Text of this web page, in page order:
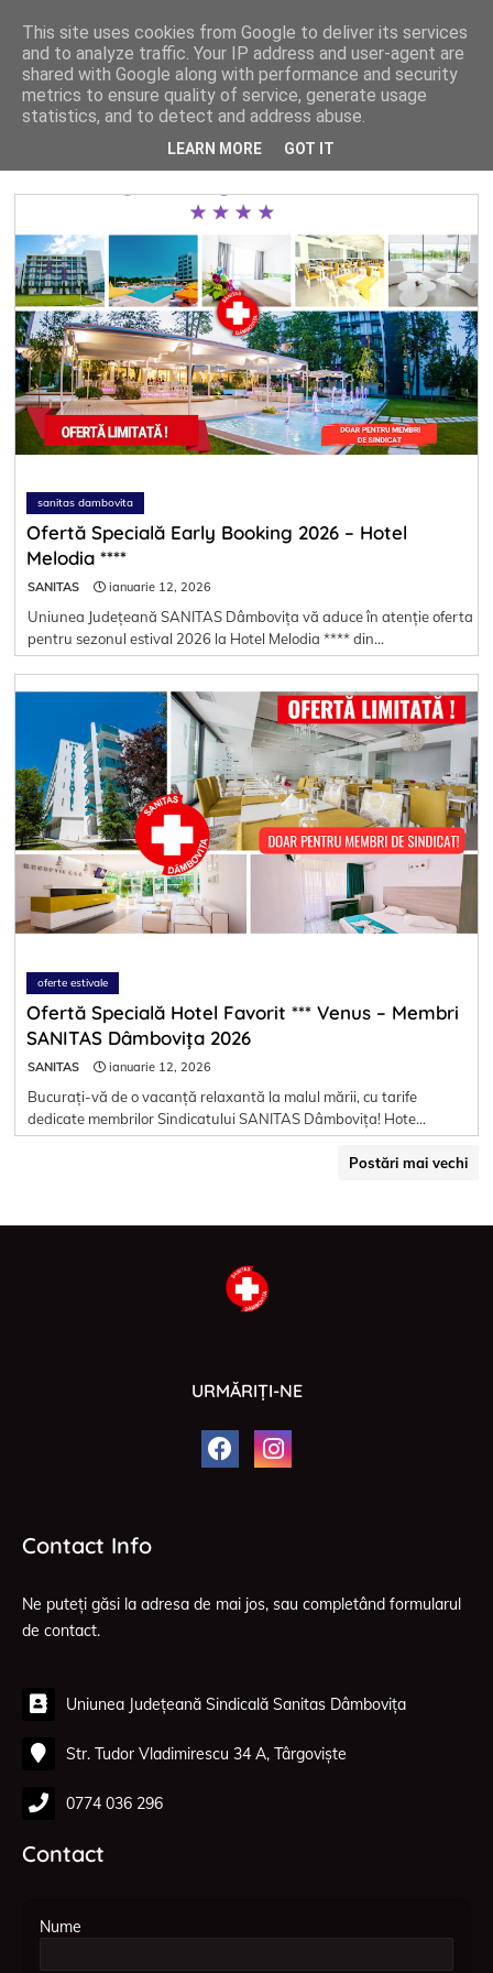
Se afișează postări cu eticheta OFERTE ESTIVALE
sanitas dambovita
Ofertă Specială Early Booking 2026 – Hotel
Melodia ****
SANITAS ianuarie 12, 2026
Uniunea Județeană SANITAS Dâmbovița vă aduce în atenție oferta
pentru sezonul estival 2026 la Hotel Melodia **** din…
oferte estivale
Ofertă Specială Hotel Favorit *** Venus – Membri
SANITAS Dâmbovița 2026
SANITAS ianuarie 12, 2026
Bucurați-vă de o vacanță relaxantă la malul mării, cu tarife
dedicate membrilor Sindicatului SANITAS Dâmbovița! Hote…
Postări mai vechi
URMĂRIȚI-NE
Contact Info
Ne puteți găsi la adresa de mai jos, sau completând formularul
de contact.
Uniunea Județeană Sindicală Sanitas Dâmbovița
Str. Tudor Vladimirescu 34 A, Târgoviște
0774 036 296
Contact
Nume
This site uses cookies from Google to deliver its services
and to analyze traffic. Your IP address and user-agent are
shared with Google along with performance and security
metrics to ensure quality of service, generate usage
statistics, and to detect and address abuse.
LEARN MORE GOT IT